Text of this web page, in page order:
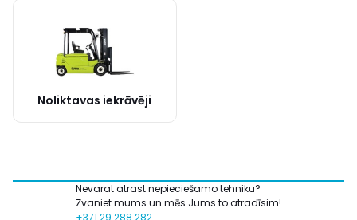
Noliktavas iekrāvēji
Nevarat atrast nepieciešamo tehniku?
Zvaniet mums un mēs Jums to atradīsim!
+371 29 288 282